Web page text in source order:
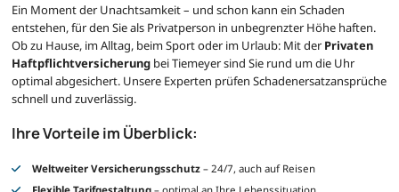
Ein Moment der Unachtsamkeit – und schon kann ein Schaden
entstehen, für den Sie als Privatperson in unbegrenzter Höhe haften.
Ob zu Hause, im Alltag, beim Sport oder im Urlaub: Mit der Privaten
Haftpflichtversicherung bei Tiemeyer sind Sie rund um die Uhr
optimal abgesichert. Unsere Experten prüfen Schadenersatzansprüche
schnell und zuverlässig.
Ihre Vorteile im Überblick:
Weltweiter Versicherungsschutz– 24/7, auch auf Reisen